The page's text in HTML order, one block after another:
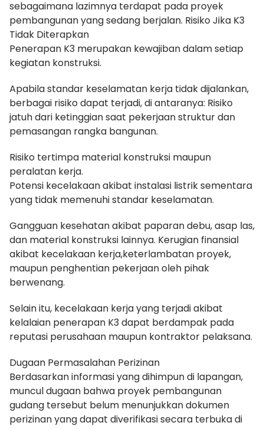
sebagaimana lazimnya terdapat pada proyek
pembangunan yang sedang berjalan. Risiko Jika K3
Tidak Diterapkan
Penerapan K3 merupakan kewajiban dalam setiap
kegiatan konstruksi.
Apabila standar keselamatan kerja tidak dijalankan,
berbagai risiko dapat terjadi, di antaranya: Risiko
jatuh dari ketinggian saat pekerjaan struktur dan
pemasangan rangka bangunan.
Risiko tertimpa material konstruksi maupun
peralatan kerja.
Potensi kecelakaan akibat instalasi listrik sementara
yang tidak memenuhi standar keselamatan.
Gangguan kesehatan akibat paparan debu, asap las,
dan material konstruksi lainnya. Kerugian finansial
akibat kecelakaan kerja,keterlambatan proyek,
maupun penghentian pekerjaan oleh pihak
berwenang.
Selain itu, kecelakaan kerja yang terjadi akibat
kelalaian penerapan K3 dapat berdampak pada
reputasi perusahaan maupun kontraktor pelaksana.
Dugaan Permasalahan Perizinan
Berdasarkan informasi yang dihimpun di lapangan,
muncul dugaan bahwa proyek pembangunan
gudang tersebut belum menunjukkan dokumen
perizinan yang dapat diverifikasi secara terbuka di